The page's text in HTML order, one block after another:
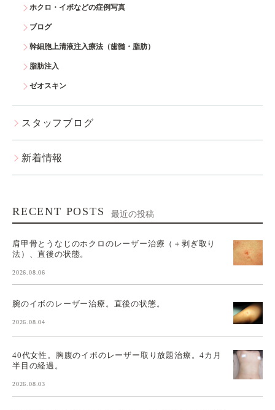
ホクロ・イボなどの症例写真
ブログ
幹細胞上清液注入療法（歯髄・脂肪）
脂肪注入
ゼオスキン
スタッフブログ
新着情報
RECENT POSTS 最近の投稿
肩甲骨とうなじのホクロのレーザー治療（＋剥ぎ取り
法）、直後の状態。
2026.08.06
腕のイボのレーザー治療。直後の状態。
2026.08.04
40代女性。胸腹のイボのレーザー取り放題治療。4カ月
半目の経過。
2026.08.03